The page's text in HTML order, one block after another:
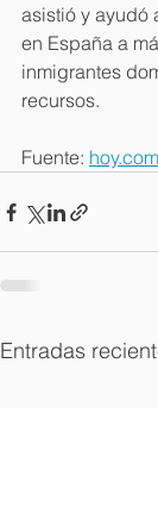
asistió y ayudó
en España a
inmigrantes
recursos.
Fuente:
Entradas